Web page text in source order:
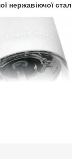
нержавіючої